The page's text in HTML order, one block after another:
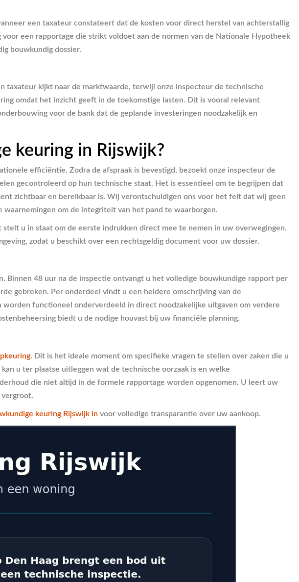
een taxateur constateert dat de kosten voor direct herstel van achterstallig
een rapportage die strikt voldoet aan de normen van de Nationale Hypotheek
bouwkundig dossier.
taxateur kijkt naar de marktwaarde, terwijl onze inspecteur de technische
omdat het inzicht geeft in de toekomstige lasten. Dit is vooral relevant
voor de bank dat de geplande investeringen noodzakelijk en
keuring in Rijswijk?
efficiëntie. Zodra de afspraak is bevestigd, bezoekt onze inspecteur de
gecontroleerd op hun technische staat. Het is essentieel om te begrijpen dat
zichtbaar en bereikbaar is. Wij verontschuldigen ons voor het feit dat wij geen
om de integriteit van het pand te waarborgen.
u in staat om de eerste indrukken direct mee te nemen in uw overwegingen.
zodat u beschikt over een rechtsgeldig document voor uw dossier.
48 uur na de inspectie ontvangt u het volledige bouwkundige rapport per
gebreken. Per onderdeel vindt u een heldere omschrijving van de
functioneel onderverdeeld in direct noodzakelijke uitgaven om verdere
biedt u de nodige houvast bij uw financiële planning.
. Dit is het ideale moment om specifieke vragen te stellen over zaken die u
u ter plaatse uitleggen wat de technische oorzaak is en welke
die niet altijd in de formele rapportage worden opgenomen. U leert uw
keuring Rijswijk in voor volledige transparantie over uw aankoop.